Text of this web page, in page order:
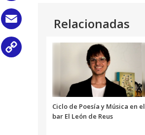
Relacionadas
Ciclo de Poesía y Música en el
bar El León de Reus